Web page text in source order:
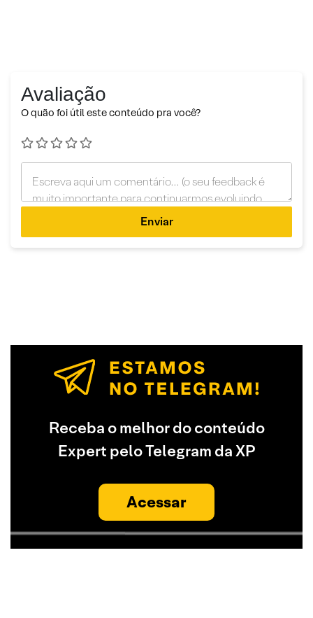
Avaliação
O quão foi útil este conteúdo pra você?
Enviar
Receba o melhor do conteúdo
Expert pelo Telegram da XP
Acessar